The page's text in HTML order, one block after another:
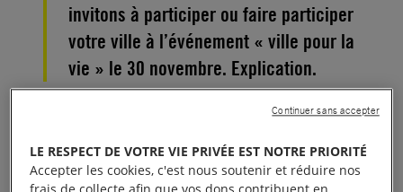
invitons à participer ou faire participer
votre ville à l’événement « ville pour la
vie » le 30 novembre. Explication.
Villes pour la vie est à l’origine une initiative lancée
par la Communauté Sant Egidio en 2002.
Il s’agit d’une grande occasion pour sensibiliser et
LE RESPECT DE VOTRE VIE PRIVÉE EST NOTRE PRIORITÉ
Accepter les cookies, c'est nous soutenir et réduire nos
Continuer sans accepter